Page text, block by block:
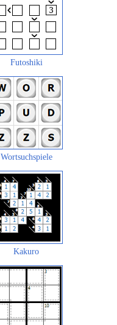
Futoshiki
Wortsuchspiele
Kakuro